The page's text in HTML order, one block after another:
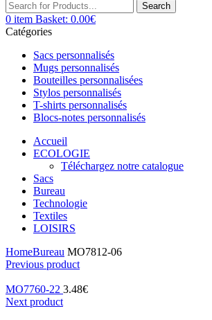
Search
0 item Basket: 0.00€
Catégories
Sacs personnalisés
Mugs personnalisés
Bouteilles personnalisées
Stylos personnalisés
T-shirts personnalisés
Blocs-notes personnalisés
Accueil
ECOLOGIE
Téléchargez notre catalogue
Sacs
Bureau
Technologie
Textiles
LOISIRS
HomeBureau MO7812-06
Previous product
MO7760-22 3.48€
Next product